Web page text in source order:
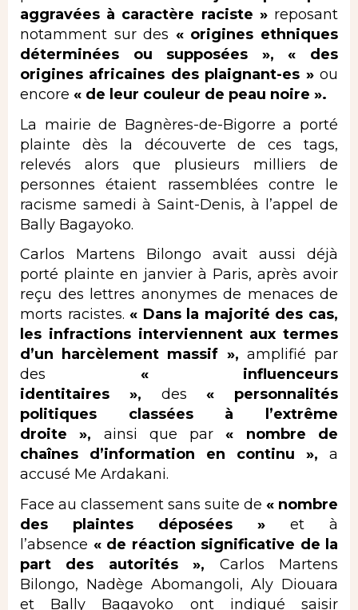
aggravées à caractère raciste »reposant
notamment sur des « origines ethniques
déterminées ou supposées », « des
origines africaines des plaignant-es »ou
encore « de leur couleur de peau noire ».
La mairie de Bagnères-de-Bigorre a porté
plainte dès la découverte de ces tags,
relevés alors que plusieurs milliers de
personnes étaient rassemblées contre le
racisme samedi à Saint-Denis, à l’appel de
Bally Bagayoko.
Carlos Martens Bilongo avait aussi déjà
porté plainte en janvier à Paris, après avoir
reçu des lettres anonymes de menaces de
morts racistes.« Dans la majorité des cas,
les infractions interviennent aux termes
d’un harcèlement massif », amplifié par
des « influenceurs
identitaires », des « personnalités
politiques classées à l’extrême
droite », ainsi que par« nombre de
chaînes d’information en continu », a
accusé Me Ardakani.
Face au classement sans suite de « nombre
des plaintes déposées » et à
l’absence « de réaction significative de la
part des autorités », Carlos Martens
Bilongo, Nadège Abomangoli, Aly Diouara
et Bally Bagayoko ont indiqué saisir